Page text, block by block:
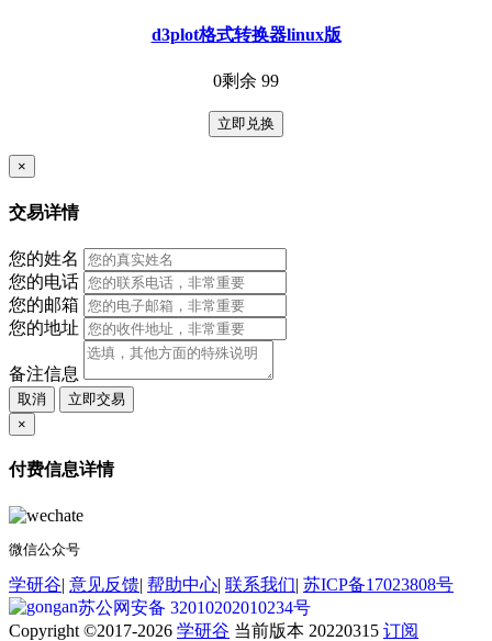
d3plot格式转换器linux版
0剩余 99
立即兑换
×
交易详情
您的姓名
您的电话
您的邮箱
您的地址
备注信息
取消
立即交易
×
付费信息详情
微信公众号
学研谷| 意见反馈| 帮助中心| 联系我们| 苏ICP备17023808号
苏公网安备 32010202010234号
Copyright ©2017-2026 学研谷 当前版本 20220315 订阅